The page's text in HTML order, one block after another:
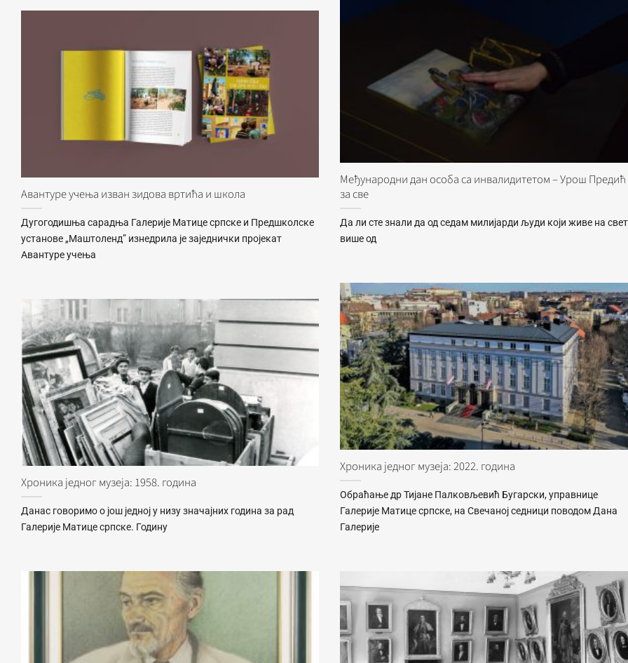
Међународни дан особа са инвалидитетом – Урош Предић
за све
Да ли сте знали да од седам милијарди људи који живе на
више од
Авантуре учења изван зидова вртића и школа
Дугогодишња сарадња Галерије Матице српске и Предшколске
установе „Маштоленд” изнедрила је заједнички пројекат
Авантуре учења
Хроника једног музеја: 2022. година
Обраћање др Тијане Палковљевић Бугарски, управнице
Галерије Матице српске, на Свечаној седници поводом Дана
Галерије
Хроника једног музеја: 1958. година
Данас говоримо о још једној у низу значајних година за рад
Галерије Матице српске. Годину